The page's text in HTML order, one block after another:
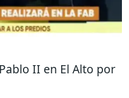
II en El Alto por